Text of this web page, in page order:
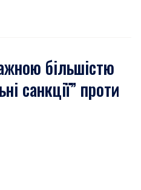
більшістю
санкції” проти